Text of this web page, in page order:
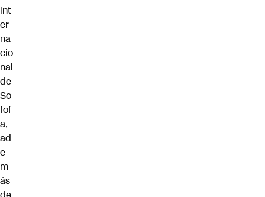
int
er
na
cio
nal
de
So
fof
a,
ad
e
m
ás